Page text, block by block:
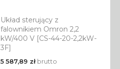
Układ sterujący z
falownikiem Omron 2,2
kW/400 V [CS-44-20-2,2kW-
3F]
5 587,89 złbrutto